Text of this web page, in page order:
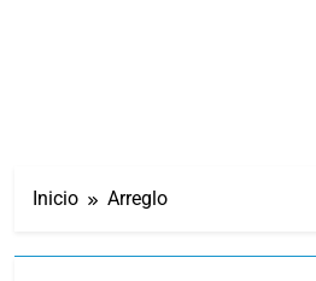
Inicio Arreglo